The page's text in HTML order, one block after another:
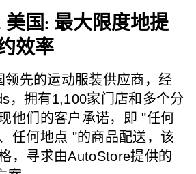
国: 最大限度地提
效率
领先的运动服装供应商，经
，拥有1,100家门店和多个分
他们的客户承诺，即 "任何
任何地点 "的商品配送，该
，寻求由AutoStore提供的